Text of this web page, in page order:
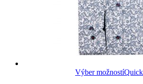
Výber možností